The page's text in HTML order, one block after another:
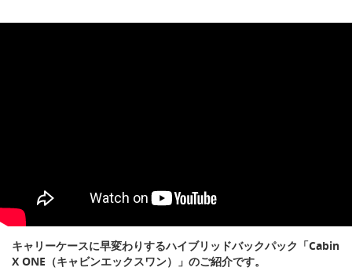
キャリーケースに早変わりするハイブリッドバックパック「Cabin
X ONE（キャビンエックスワン）」のご紹介です。